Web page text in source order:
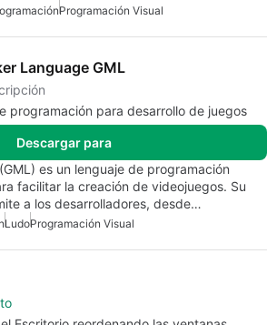
Programación Visual
Language GML
programación para desarrollo de juegos
Descargar para
es un lenguaje de programación
facilitar la creación de videojuegos. Su
a los desarrolladores, desde…
LudoProgramación Visual